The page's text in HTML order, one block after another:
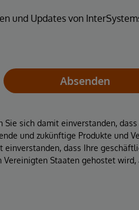
und Updates von
Absenden
sich damit einverstanden,
und zukünftige Produkte und
einverstanden, dass Ihre
Vereinigten Staaten gehostet